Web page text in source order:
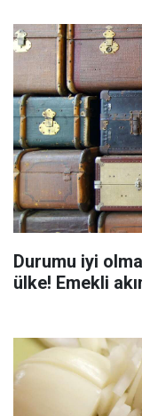
Durumu iyi
ülke! Emekli